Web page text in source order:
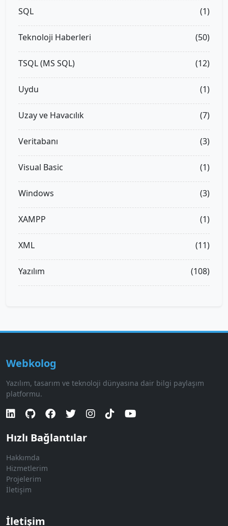
SQL (1)
Teknoloji Haberleri (50)
TSQL (MS SQL) (12)
Uydu (1)
Uzay ve Havacılık (7)
Veritabanı (3)
Visual Basic (1)
Windows (3)
XAMPP (1)
XML (11)
Yazılım (108)
Webkolog
Yazılım, tasarım ve teknoloji dünyasına dair bilgi paylaşım
platformu.
Hızlı Bağlantılar
Hakkımda
Hizmetlerim
Projelerim
İletişim
İletişim